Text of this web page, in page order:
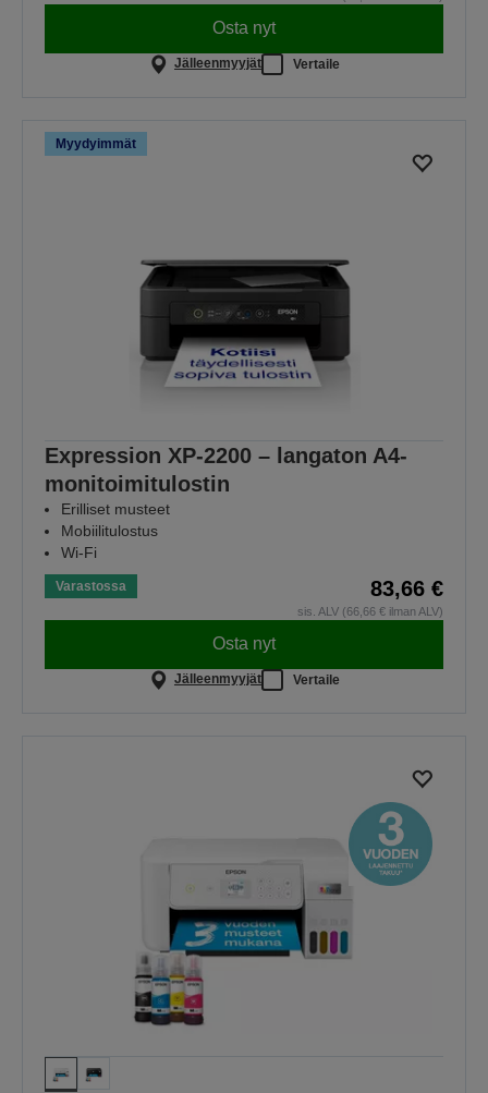
Osta nyt
Jälleenmyyjät Vertaile
Myydyimmät
Expression XP-2200 – langaton A4-
monitoimitulostin
Erilliset musteet
Mobiilitulostus
Wi-Fi
Varastossa 83,66 €
sis. ALV (66,66 € ilman ALV)
Osta nyt
Jälleenmyyjät Vertaile